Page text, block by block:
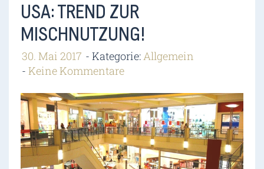
USA: TREND ZUR
MISCHNUTZUNG!
30. Mai 2017 Kategorie: Allgemein
Keine Kommentare